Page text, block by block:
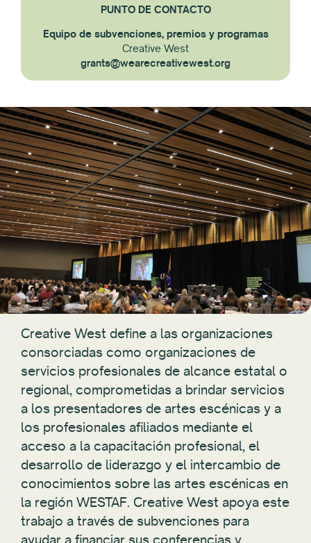
PUNTO DE CONTACTO
Equipo de subvenciones, premios y programas
Creative West
grants@wearecreativewest.org
Creative West define a las organizaciones
consorciadas como organizaciones de
servicios profesionales de alcance estatal o
regional, comprometidas a brindar servicios
a los presentadores de artes escénicas y a
los profesionales afiliados mediante el
acceso a la capacitación profesional, el
desarrollo de liderazgo y el intercambio de
conocimientos sobre las artes escénicas en
la región WESTAF. Creative West apoya este
trabajo a través de subvenciones para